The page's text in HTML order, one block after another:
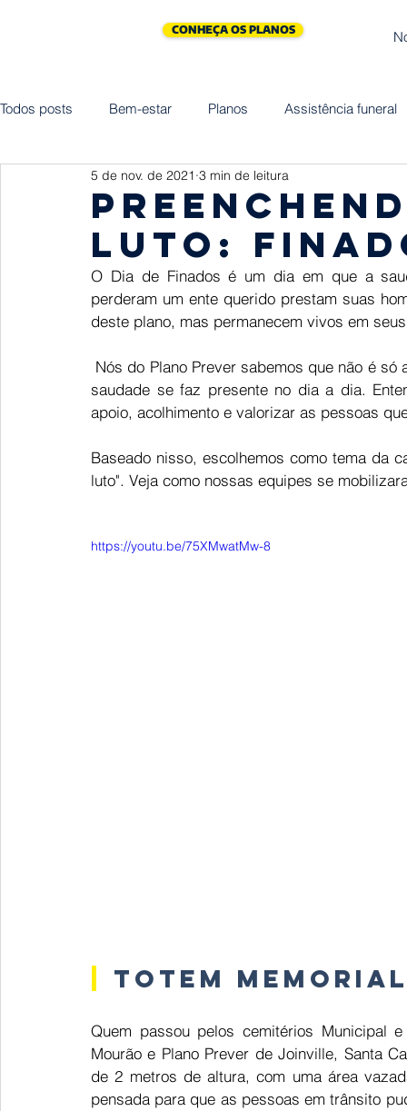
CONHEÇA OS PLANOS
Todos posts Bem-estar Planos Assistência funeral
Cremação Assistências
Maternidade Vida Homenagem
luto:
5 de nov. de 2021 3 min de leitura
O Dia de Finados é um dia em que a
perderam um ente querido prestam suas
deste plano, mas permanecem vivos em
saudade se faz presente no dia a dia.
apoio, acolhimento e valorizar as pessoas
Baseado nisso, escolhemos como tema da
luto". Veja como nossas equipes se
https://youtu.be/75XMwatMw-8
Totem
Quem passou pelos cemitérios Municipal
Mourão e Plano Prever de Joinville, Santa
de 2 metros de altura, com uma área
pensada para que as pessoas em trânsito